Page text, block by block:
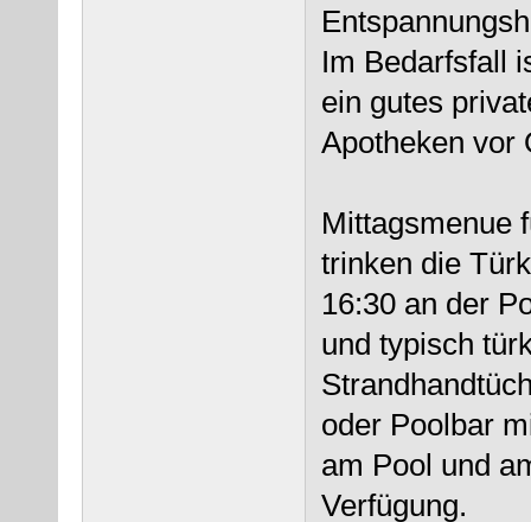
Im Bedarfsfall
ein gutes
Apotheken vor
Mittagsmenue
trinken die
16:30 an der
und typisch
oder Poolbar
am Pool und
Verfügung.